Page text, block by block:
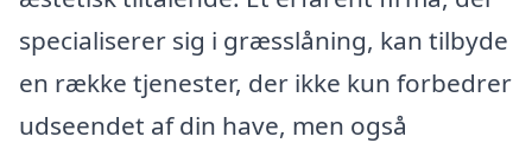
specialiserer sig i græsslåning, kan tilbyde
en række tjenester, der ikke kun forbedrer
udseendet af din have, men også